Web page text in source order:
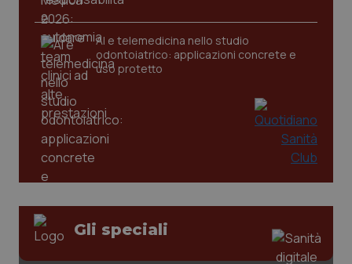
AI e telemedicina nello studio
odontoiatrico: applicazioni concrete e
uso protetto
Gli speciali
tracking-enable